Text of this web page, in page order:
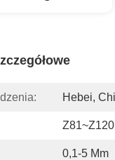
Hebei,
Z81~Z120
0,1-5 Mm